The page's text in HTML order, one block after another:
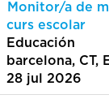
Monitor/a de
curs escolar
Educación
barcelona, CT,
28 jul 2026